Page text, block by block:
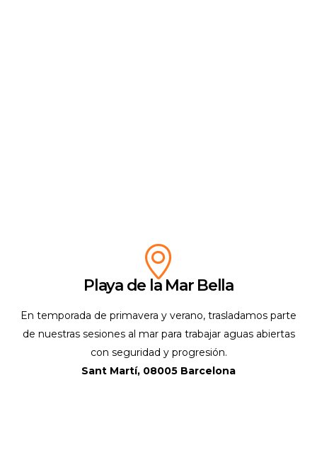
Playa de la Mar Bella
En temporada de primavera y verano, trasladamos parte
de nuestras sesiones al mar para trabajar aguas abiertas
con seguridad y progresión.
Sant Martí, 08005 Barcelona